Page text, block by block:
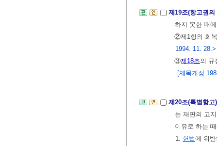
제19조(항고권
하지 못한 때
②제1항의 회
1994. 11. 28.>
③제18조의 규
[제목개정
제20조(특별항
는 재판의 고
이유로 하는
1. 헌법에 위